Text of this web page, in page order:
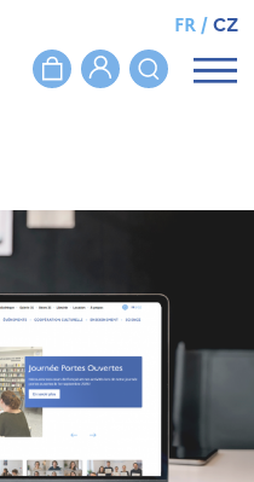
FR/CZ